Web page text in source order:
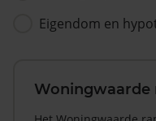
Eigendom en
Woningwaarde